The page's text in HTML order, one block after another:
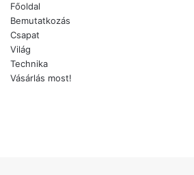
Főoldal
Bemutatkozás
Csapat
Világ
Technika
Vásárlás most!